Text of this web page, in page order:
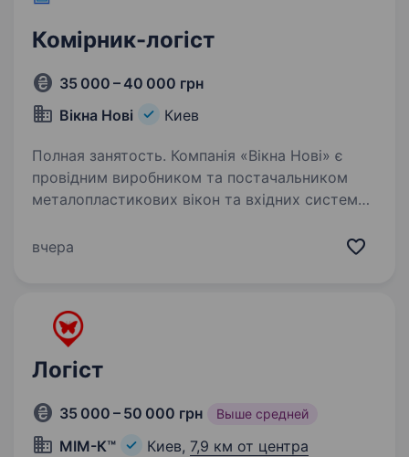
Комірник-логіст
35 000 – 40 000 грн
Вікна Нові
Киев
Полная занятость. Компанія «Вікна Нові» є
провідним виробником та постачальником
металопластикових вікон та вхідних систем
лише з високоякісними матеріалами, що
вчера
Логіст
35 000 – 50 000 грн Выше средней
МІМ-К™ Киев, 7,9 км от центра